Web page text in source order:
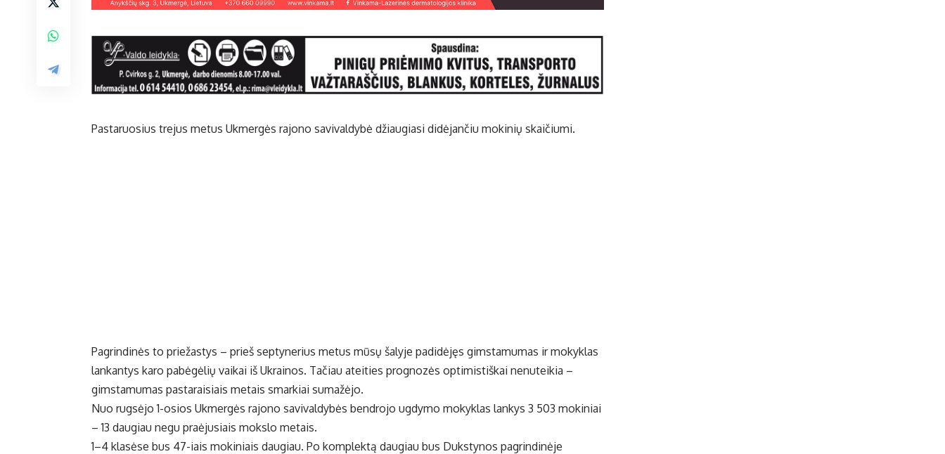
Pastaruosius trejus metus Ukmergės rajono savivaldybė džiaugiasi didėjančiu mokinių skaičiumi.
Pagrindinės to priežastys – prieš septynerius metus mūsų šalyje padidėjęs gimstamumas ir mokyklas
lankantys karo pabėgėlių vaikai iš Ukrainos. Tačiau ateities prognozės optimistiškai nenuteikia –
gimstamumas pastaraisiais metais smarkiai sumažėjo.
Nuo rugsėjo 1-osios Ukmergės rajono savivaldybės bendrojo ugdymo mokyklas lankys 3 503 mokiniai
– 13 daugiau negu praėjusiais mokslo metais.
1–4 klasėse bus 47-iais mokiniais daugiau. Po komplektą daugiau bus Dukstynos pagrindinėje